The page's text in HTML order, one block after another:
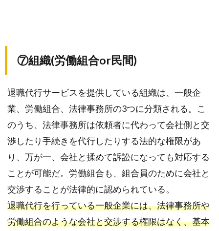
⑦組織(労働組合or民間)
退職代行サービスを提供している組織は、一般企
業、労働組合、法律事務所の3つに分類される。こ
のうち、法律事務所は依頼者に代わって会社側と交
渉したり手続きを代行したりする法的な権限があ
り、万が一、会社と揉めて訴訟になっても対応する
ことが可能だ。労働組合も、組合員のために会社と
交渉することが法律的に認められている。
退職代行を行っている一般企業には、法律事務所や
労働組合のような会社と交渉する権限はなく、基本